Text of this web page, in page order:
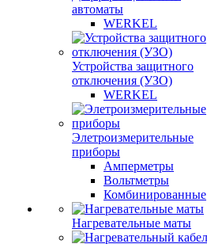
автоматы
WERKEL
Устройства защитного
отключения (УЗО)
WERKEL
Элетроизмерительные
приборы
Амперметры
Вольтметры
Комбинированные
Нагревательные маты